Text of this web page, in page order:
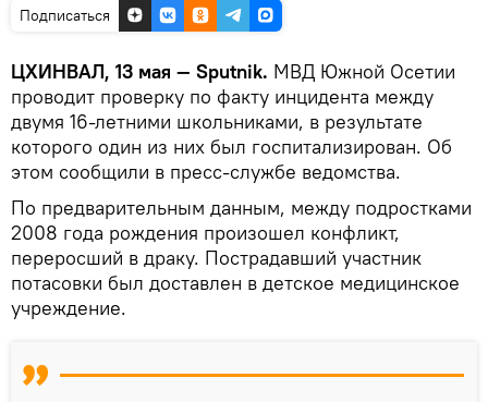
Подписаться
ЦХИНВАЛ, 13 мая — Sputnik. МВД Южной Осетии
проводит проверку по факту инцидента между
двумя 16-летними школьниками, в результате
которого один из них был госпитализирован. Об
этом сообщили в пресс-службе ведомства.
По предварительным данным, между подростками
2008 года рождения произошел конфликт,
переросший в драку. Пострадавший участник
потасовки был доставлен в детское медицинское
учреждение.